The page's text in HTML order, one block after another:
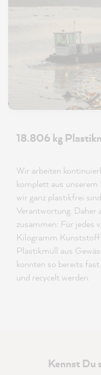
18.806 kg
Wir arbeiten
komplett aus
wir ganz plastikfrei
Verantwortung. Daher
zusammen: Für jedes
Kilogramm
Plastikmüll aus
konnten so bereits
und recycelt werden.
Kennst Du